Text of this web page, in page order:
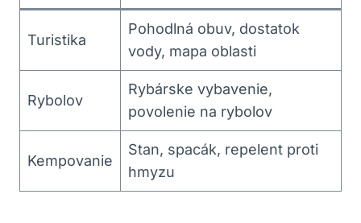
Turistika
Pohodlná obuv, dostatok
vody, mapa oblasti
Rybolov
Rybárske vybavenie,
povolenie na rybolov
Kempovanie
Stan, spacák, repelent proti
hmyzu